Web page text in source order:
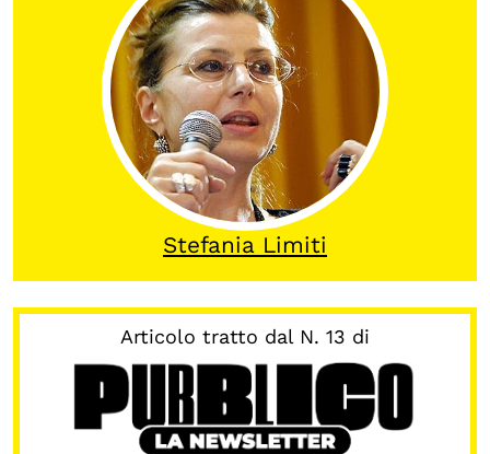
Pubblicazioni
Storie di Resistenza, ottant’anni dopo
Calendario civile
Elezioni dal mondo
Attività per bambine e bambini
Programmi per le scuole
Under25
Classici del Pensiero Politico
Stefania Limiti
Articolo tratto dal N. 13 di